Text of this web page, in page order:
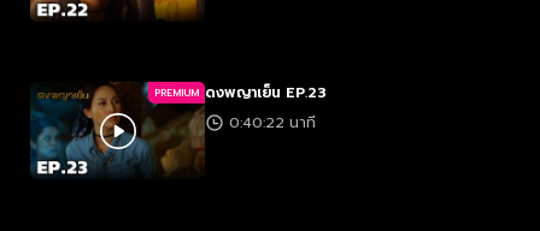
PREMIUM ดงพญาเย็น EP.23
0:40:22 นาที